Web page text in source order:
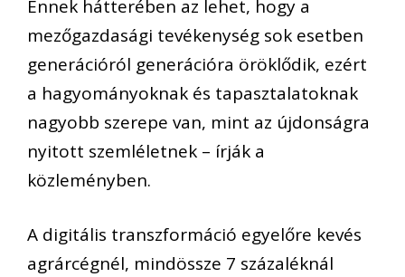
Ennek hátterében az lehet, hogy a
mezőgazdasági tevékenység sok esetben
generációról generációra öröklődik, ezért
a hagyományoknak és tapasztalatoknak
nagyobb szerepe van, mint az újdonságra
nyitott szemléletnek – írják a
közleményben.
A digitális transzformáció egyelőre kevés
agrárcégnél, mindössze 7 százaléknál